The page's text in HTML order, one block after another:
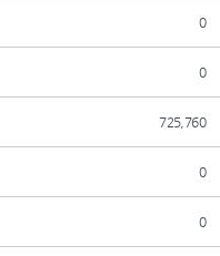
0
0
725,760
0
0